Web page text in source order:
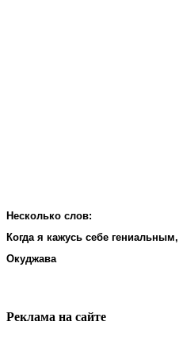
Несколько слов:
Когда я кажусь себе
Окуджава
Реклама на cайте